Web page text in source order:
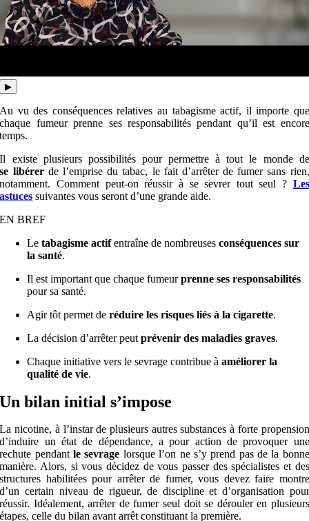
▶
Au vu des conséquences relatives au tabagisme actif, il importe que
chaque fumeur prenne ses responsabilités pendant qu’il est encore
temps.
Il existe plusieurs possibilités pour permettre à tout le monde de
se libérer de l’emprise du tabac, le fait d’arrêter de fumer sans rien,
notamment. Comment peut-on réussir à se sevrer tout seul ? Les
astuces suivantes vous seront d’une grande aide.
EN BREF
Letabagisme actifentraîne de nombreusesconséquences sur
la santé.
Il est important que chaque fumeurprenne ses responsabilités
pour sa santé.
Agir tôt permet deréduire les risques liés à la cigarette.
La décision d’arrêter peutprévenir des maladies graves.
Chaque initiative vers le sevrage contribue àaméliorer la
qualité de vie.
Un bilan initial s’impose
La nicotine, à l’instar de plusieurs autres substances à forte propension
d’induire un état de dépendance, a pour action de provoquer une
rechute pendantle sevrage lorsque l’on ne s’y prend pas de la bonne
manière. Alors, si vous décidez de vous passer des spécialistes et des
structures habilitées pour arrêter de fumer, vous devez faire montre
d’un certain niveau de rigueur, de discipline et d’organisation pour
réussir. Idéalement, arrêter de fumer seul doit se dérouler en plusieurs
étapes, celle du bilan avant arrêt constituant la première.